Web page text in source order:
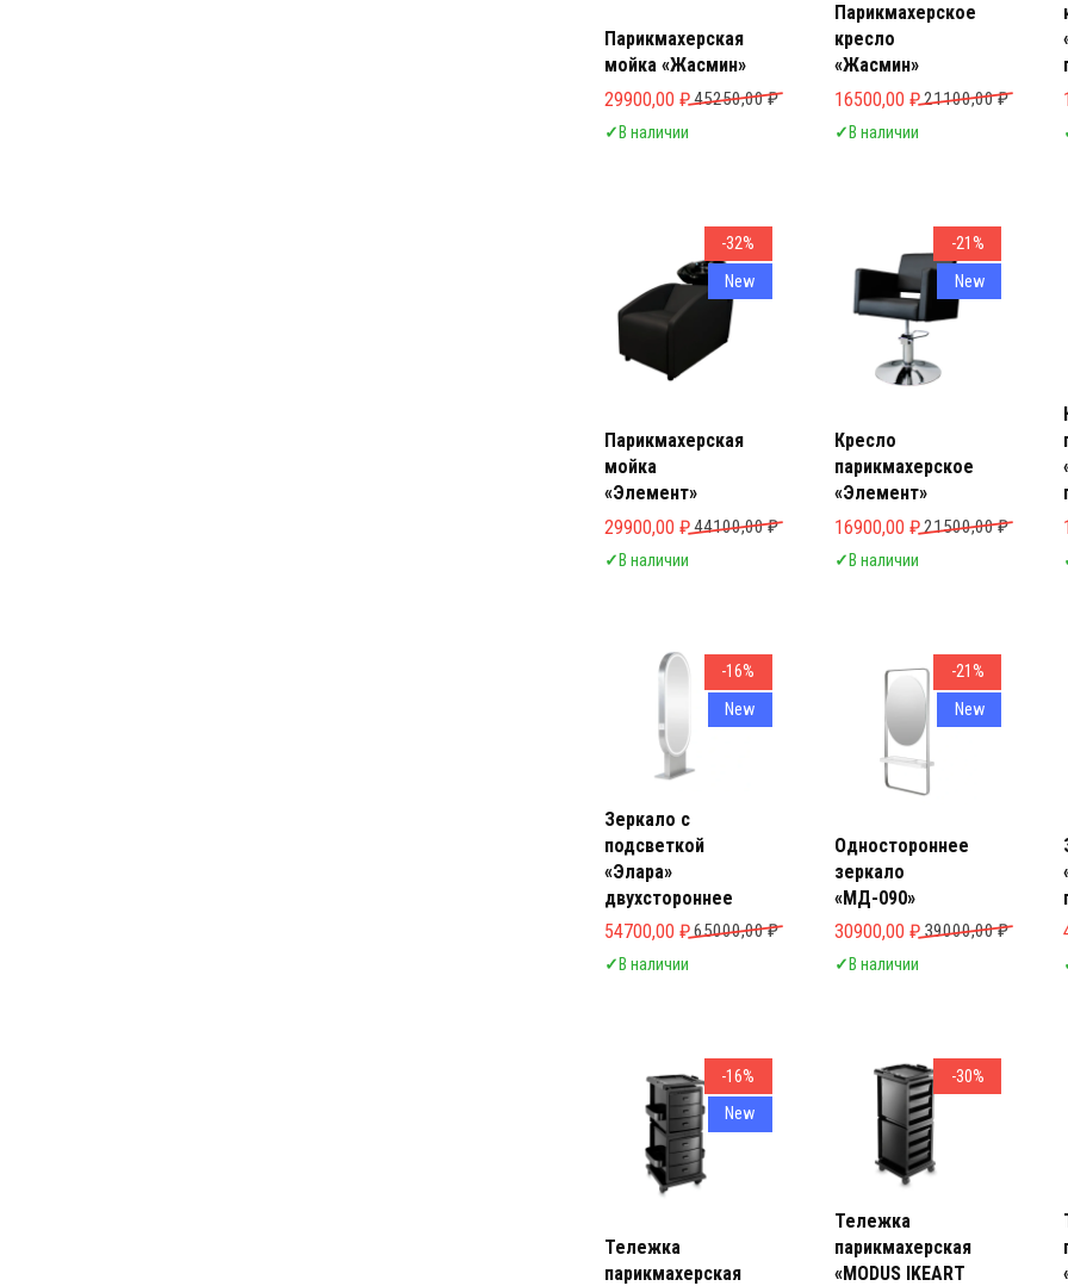
Парикмахерская
мойка «Жасмин»
45250,00₽
Первоначальная цена составляла 45250,00 ₽.
29900,00 ₽
Текущая цена: 29900,00 ₽.
✓ В наличии
Парикмахерское
кресло
«Жасмин»
21100,00₽
Первоначальная цена
16500,00 ₽
Текущая цена: 16500,00 ₽.
✓ В наличии
-32%
New
Парикмахерская
мойка
«Элемент»
44100,00₽
Первоначальная цена составляла 44100,00 ₽.
29900,00 ₽
Текущая цена: 29900,00 ₽.
✓ В наличии
-21%
New
Кресло
парикмахерское
«Элемент»
21500,00₽
Первоначальная цена
16900,00 ₽
Текущая цена: 16900,00 ₽.
✓ В наличии
-16%
New
Зеркало с
подсветкой
«Элара»
двухстороннее
65000,00₽
Первоначальная цена составляла 65000,00 ₽.
54700,00 ₽
Текущая цена: 54700,00 ₽.
✓ В наличии
-21%
New
Одностороннее
зеркало
«МД-090»
39000,00₽
Первоначальная цена
30900,00 ₽
Текущая цена: 30900,00 ₽.
✓ В наличии
-16%
New
Тележка
парикмахерская
-30%
Тележка
парикмахерская
«MODUS IKEART